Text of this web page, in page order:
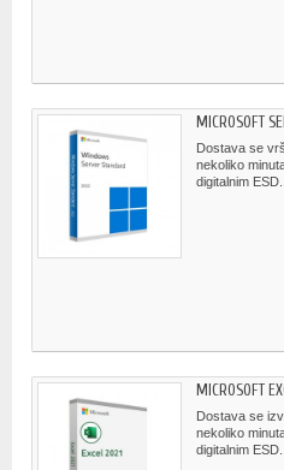
MICROSOFT
Dostava se
nekoliko
digitalnim ESD...
MICROSOFT
Dostava se
nekoliko
digitalnim ESD...